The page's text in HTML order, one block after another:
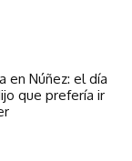
en Núñez: el día
que prefería ir